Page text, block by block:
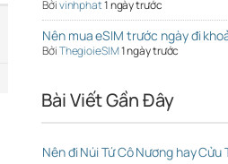
Bởivinhphat1 ngày trước
Nên mua eSIM trước ngày đi
BởiThegioieSIM1 ngày trước
Bài Viết Gần Đây
Nên đi Núi Tứ Cô Nương hay Cửu